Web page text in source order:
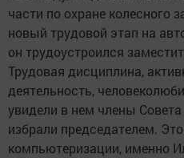
части по охране колесного
новый трудовой этап на
он трудоустроился
Трудовая дисциплина,
деятельность,
увидели в нем члены
избрали председателем.
компьютеризации, именно